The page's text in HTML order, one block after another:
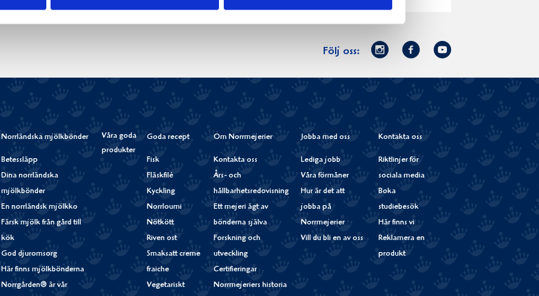
Följ oss:
Norrmejerier
Instagram
Facebook
Youtube
Norrländska mjölkbönder
Betessläpp
Dina norrländska
mjölkbönder
En norrländsk mjölkko
Färsk mjölk från gård till
kök
God djuromsorg
Här finns mjölkbönderna
Norrgården® är vår
Våra goda
produkter
Goda recept
Fisk
Fläskfilé
Kyckling
Norrloumi
Nötkött
Riven ost
Smaksatt creme
fraiche
Vegetariskt
Om Norrmejerier
Kontakta oss
Års- och
hållbarhetsredovisning
Ett mejeri ägt av
bönderna själva
Forskning och
utveckling
Certifieringar
Norrmejeriers historia
Jobba med oss
Lediga jobb
Våra förmåner
Hur är det att
jobba på
Norrmejerier
Vill du bli en av oss
Kontakta oss
Riktlinjer för
sociala media
Boka
studiebesök
Här finns vi
Reklamera en
produkt